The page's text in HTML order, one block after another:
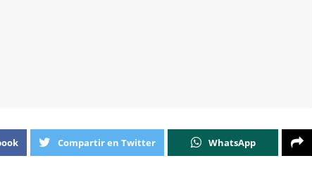
Compartir en Twitter WhatsApp